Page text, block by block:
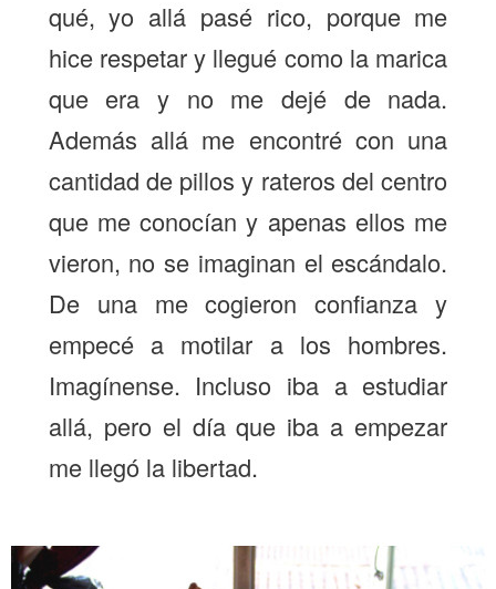
qué, yo allá pasé rico, porque me
hice respetar y llegué como la marica
que era y no me dejé de nada.
Además allá me encontré con una
cantidad de pillos y rateros del centro
que me conocían y apenas ellos me
vieron, no se imaginan el escándalo.
De una me cogieron confianza y
empecé a motilar a los hombres.
Imagínense. Incluso iba a estudiar
allá, pero el día que iba a empezar
me llegó la libertad.